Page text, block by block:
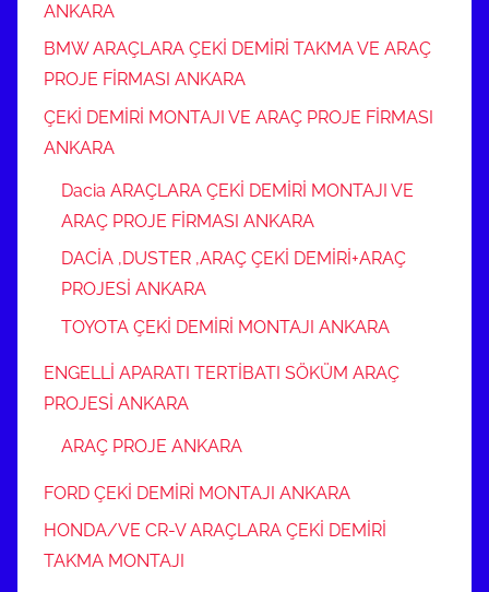
ANKARA
BMW ARAÇLARA ÇEKİ DEMİRİ TAKMA VE ARAÇ
PROJE FİRMASI ANKARA
ÇEKİ DEMİRİ MONTAJI VE ARAÇ PROJE FİRMASI
ANKARA
Dacia ARAÇLARA ÇEKİ DEMİRİ MONTAJI VE
ARAÇ PROJE FİRMASI ANKARA
DACİA ,DUSTER ,ARAÇ ÇEKİ DEMİRİ+ARAÇ
PROJESİ ANKARA
TOYOTA ÇEKİ DEMİRİ MONTAJI ANKARA
ENGELLİ APARATI TERTİBATI SÖKÜM ARAÇ
PROJESİ ANKARA
ARAÇ PROJE ANKARA
FORD ÇEKİ DEMİRİ MONTAJI ANKARA
HONDA/VE CR-V ARAÇLARA ÇEKİ DEMİRİ
TAKMA MONTAJI